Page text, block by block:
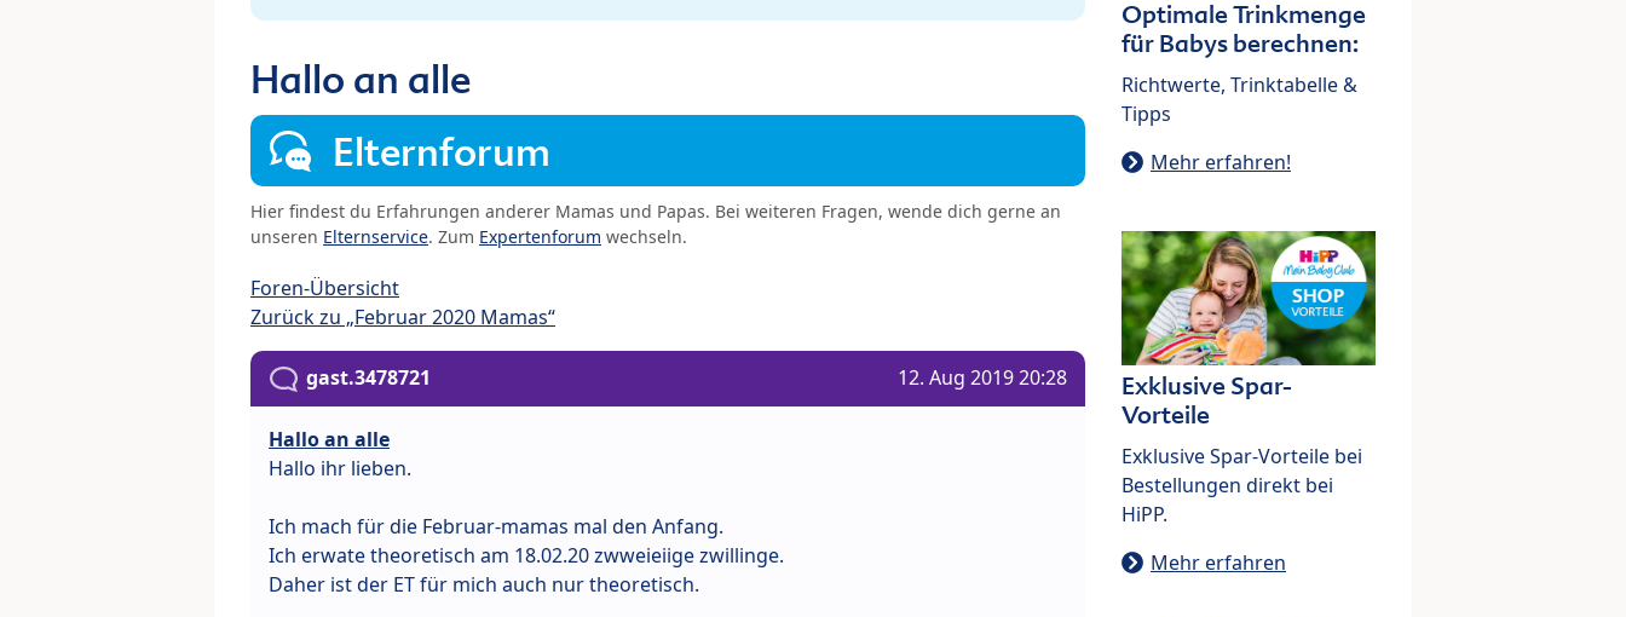
Hallo an alle
Elternforum
Hier findest du Erfahrungen anderer Mamas und Papas. Bei weiteren Fragen, wende dich gerne an
unseren Elternservice. Zum Expertenforum wechseln.
Foren-Übersicht
Zurück zu „Februar 2020 Mamas“
gast.3478721 12. Aug 2019 20:28
Hallo an alle
Hallo ihr lieben.
Ich mach für die Februar-mamas mal den Anfang.
Ich erwate theoretisch am 18.02.20 zwweieiige zwillinge.
Daher ist der ET für mich auch nur theoretisch.
Optimale Trinkmenge
für Babys berechnen:
Richtwerte, Trinktabelle &
Tipps
Mehr erfahren!
Exklusive Spar-
Vorteile
Exklusive Spar-Vorteile bei
Bestellungen direkt bei
HiPP.
Mehr erfahren